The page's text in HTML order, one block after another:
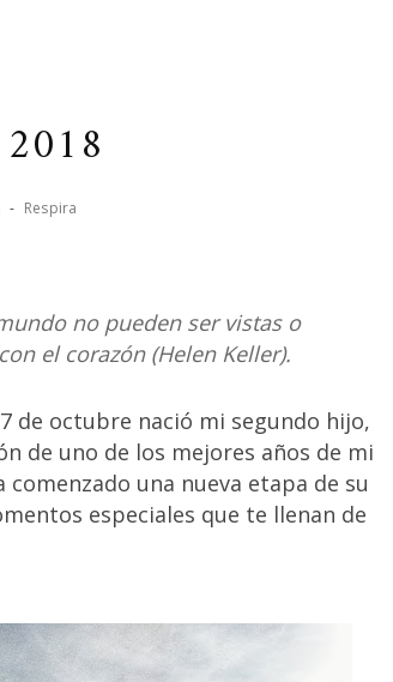
- Respira
no pueden ser vistas o
el corazón (Helen Keller).
de octubre nació mi segundo hijo,
de uno de los mejores años de mi
una nueva etapa de su
especiales que te llenan de